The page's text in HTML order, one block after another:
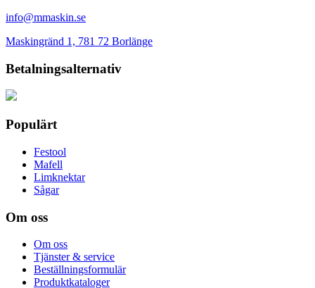
info@mmaskin.se
Maskingränd 1, 781 72 Borlänge
Betalningsalternativ
Populärt
Festool
Mafell
Limknektar
Sågar
Om oss
Om oss
Tjänster & service
Beställningsformulär
Produktkataloger